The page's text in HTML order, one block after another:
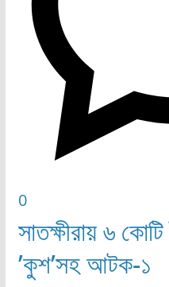
0
সাতক্ষীরায় ৬
’কুশ’সহ আটক-১